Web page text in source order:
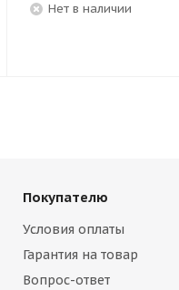
Нет в наличии
Покупателю
Условия оплаты
Гарантия на товар
Вопрос-ответ